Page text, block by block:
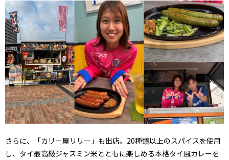
さらに、「カリー屋リリー」も出店。20種類以上のスパイスを使用
し、タイ最高級ジャスミン米とともに楽しめる本格タイ風カレーを